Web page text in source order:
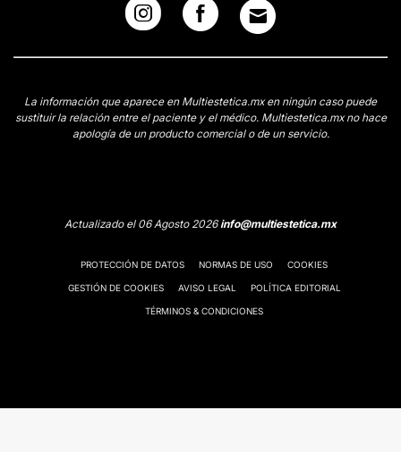
La información que aparece en Multiestetica.mx en ningún caso puede
sustituir la relación entre el paciente y el médico. Multiestetica.mx no hace
apología de un producto comercial o de un servicio.
Actualizado el 06 Agosto 2026info@multiestetica.mx
PROTECCIÓN DE DATOS NORMAS DE USO COOKIES
GESTIÓN DE COOKIES AVISO LEGAL POLÍTICA EDITORIAL
TÉRMINOS & CONDICIONES